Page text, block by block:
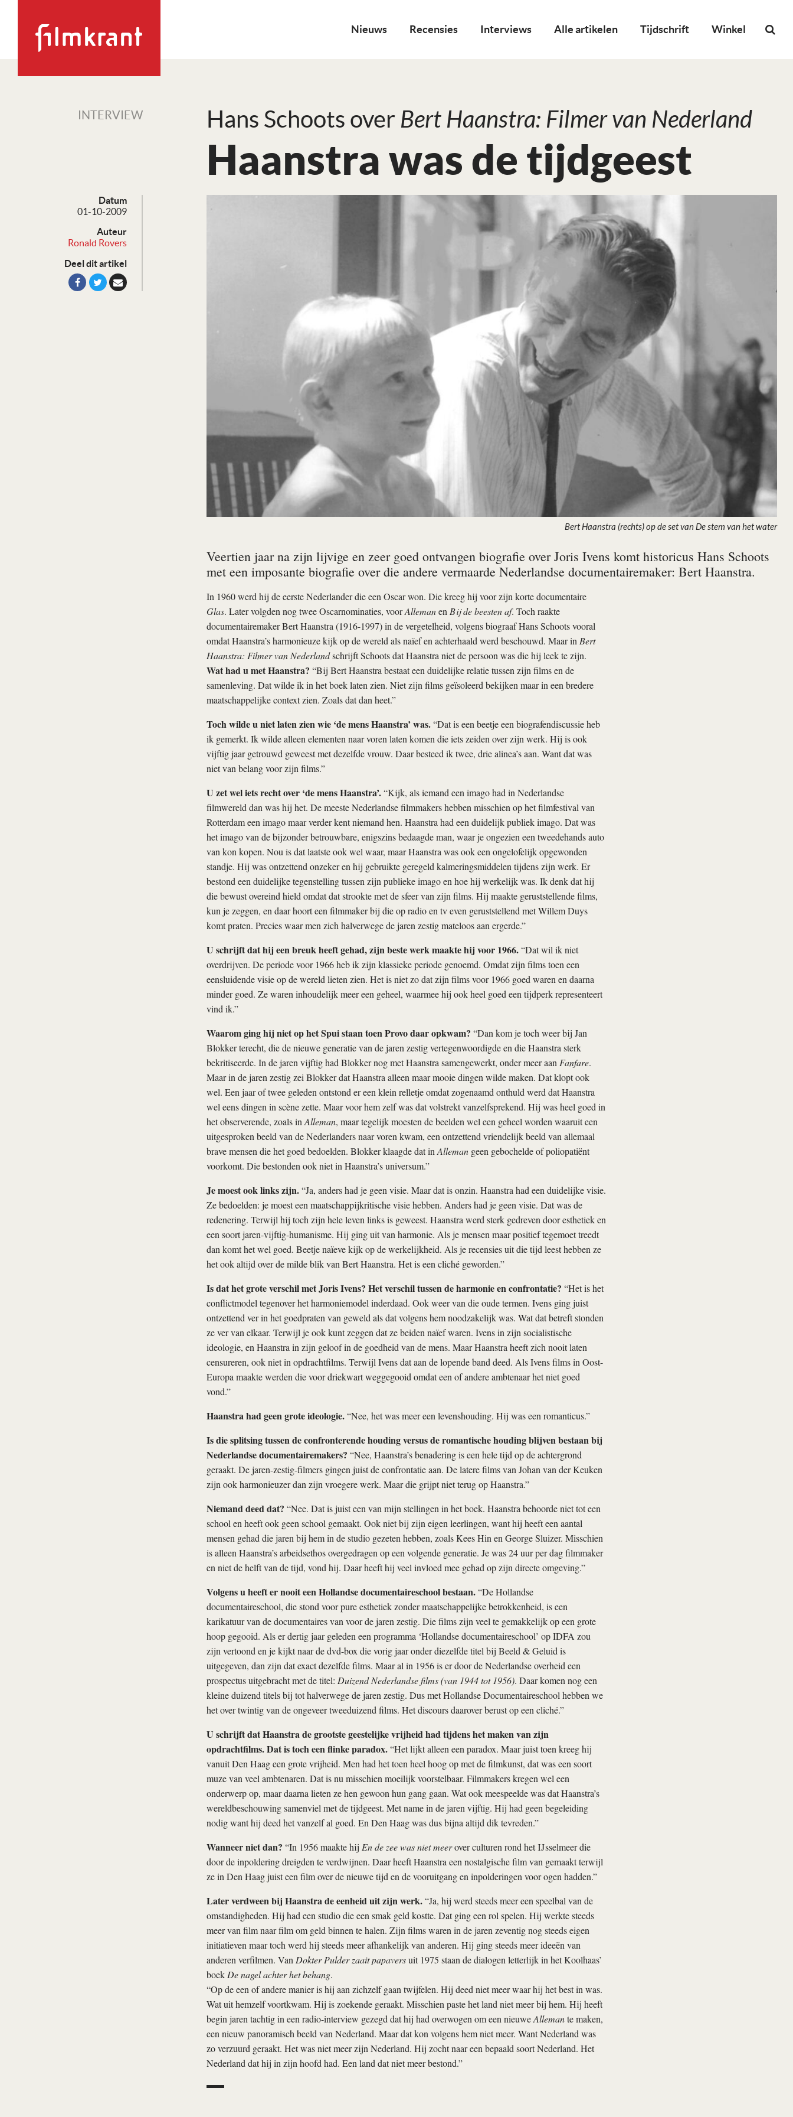
Nieuws Recensies Interviews Alle artikelen Tijdschrift Winkel
INTERVIEW Hans Schoots over Bert Haanstra: Filmer van Nederland
Haanstra was de tijdgeest
Datum
01-10-2009
Auteur
Ronald Rovers
Deel dit artikel
Bert Haanstra (rechts) op de set van De stem van het water
Veertien jaar na zijn lijvige en zeer goed ontvangen biografie over Joris Ivens komt historicus Hans Schoots
met een imposante biografie over die andere vermaarde Nederlandse documentairemaker: Bert Haanstra.
In 1960 werd hij de eerste Nederlander die een Oscar won. Die kreeg hij voor zijn korte documentaire
Glas. Later volgden nog twee Oscarnominaties, voorAllemanen Bij de beesten af. Toch raakte
documentairemaker Bert Haanstra (1916-1997) in de vergetelheid, volgens biograaf Hans Schoots vooral
omdat Haanstra’s harmonieuze kijk op de wereld als naïef en achterhaald werd beschouwd. Maar in Bert
Haanstra: Filmer van Nederlandschrijft Schoots dat Haanstra niet de persoon was die hij leek te zijn.
Wat had u met Haanstra? “Bij Bert Haanstra bestaat een duidelijke relatie tussen zijn films en de
samenleving. Dat wilde ik in het boek laten zien. Niet zijn films geïsoleerd bekijken maar in een bredere
maatschappelijke context zien. Zoals dat dan heet.”
Toch wilde u niet laten zien wie ‘de mens Haanstra’ was.“Dat is een beetje een biografendiscussie heb
ik gemerkt. Ik wilde alleen elementen naar voren laten komen die iets zeiden over zijn werk. Hij is ook
vijftig jaar getrouwd geweest met dezelfde vrouw. Daar besteed ik twee, drie alinea’s aan. Want dat was
niet van belang voor zijn films.”
U zet wel iets recht over ‘de mens Haanstra’.“Kijk, als iemand een imago had in Nederlandse
filmwereld dan was hij het. De meeste Nederlandse filmmakers hebben misschien op het filmfestival van
Rotterdam een imago maar verder kent niemand hen. Haanstra had een duidelijk publiek imago. Dat was
het imago van de bijzonder betrouwbare, enigszins bedaagde man, waar je ongezien een tweedehands auto
van kon kopen. Nou is dat laatste ook wel waar, maar Haanstra was ook een ongelofelijk opgewonden
standje. Hij was ontzettend onzeker en hij gebruikte geregeld kalmeringsmiddelen tijdens zijn werk. Er
bestond een duidelijke tegenstelling tussen zijn publieke imago en hoe hij werkelijk was. Ik denk dat hij
die bewust overeind hield omdat dat strookte met de sfeer van zijn films. Hij maakte geruststellende films,
kun je zeggen, en daar hoort een filmmaker bij die op radio en tv even geruststellend met Willem Duys
komt praten. Precies waar men zich halverwege de jaren zestig mateloos aan ergerde.”
U schrijft dat hij een breuk heeft gehad, zijn beste werk maakte hij voor 1966.“Dat wil ik niet
overdrijven. De periode voor 1966 heb ik zijn klassieke periode genoemd. Omdat zijn films toen een
eensluidende visie op de wereld lieten zien. Het is niet zo dat zijn films voor 1966 goed waren en daarna
minder goed. Ze waren inhoudelijk meer een geheel, waarmee hij ook heel goed een tijdperk representeert
vind ik.”
Waarom ging hij niet op het Spui staan toen Provo daar opkwam? “Dan kom je toch weer bij Jan
Blokker terecht, die de nieuwe generatie van de jaren zestig vertegenwoordigde en die Haanstra sterk
bekritiseerde. In de jaren vijftig had Blokker nog met Haanstra samengewerkt, onder meer aan Fanfare.
Maar in de jaren zestig zei Blokker dat Haanstra alleen maar mooie dingen wilde maken. Dat klopt ook
wel. Een jaar of twee geleden ontstond er een klein relletje omdat zogenaamd onthuld werd dat Haanstra
wel eens dingen in scène zette. Maar voor hem zelf was dat volstrekt vanzelfsprekend. Hij was heel goed in
het observerende, zoals in Alleman, maar tegelijk moesten de beelden wel een geheel worden waaruit een
uitgesproken beeld van de Nederlanders naar voren kwam, een ontzettend vriendelijk beeld van allemaal
brave mensen die het goed bedoelden. Blokker klaagde dat in Allemangeen gebochelde of poliopatiënt
voorkomt. Die bestonden ook niet in Haanstra’s universum.”
Je moest ook links zijn.“Ja, anders had je geen visie. Maar dat is onzin. Haanstra had een duidelijke visie.
Ze bedoelden: je moest een maatschappijkritische visie hebben. Anders had je geen visie. Dat was de
redenering. Terwijl hij toch zijn hele leven links is geweest. Haanstra werd sterk gedreven door esthetiek en
een soort jaren-vijftig-humanisme. Hij ging uit van harmonie. Als je mensen maar positief tegemoet treedt
dan komt het wel goed. Beetje naïeve kijk op de werkelijkheid. Als je recensies uit die tijd leest hebben ze
het ook altijd over de milde blik van Bert Haanstra. Het is een cliché geworden.”
Is dat het grote verschil met Joris Ivens? Het verschil tussen de harmonie en confrontatie? “Het is het
conflictmodel tegenover het harmoniemodel inderdaad. Ook weer van die oude termen. Ivens ging juist
ontzettend ver in het goedpraten van geweld als dat volgens hem noodzakelijk was. Wat dat betreft stonden
ze ver van elkaar. Terwijl je ook kunt zeggen dat ze beiden naïef waren. Ivens in zijn socialistische
ideologie, en Haanstra in zijn geloof in de goedheid van de mens. Maar Haanstra heeft zich nooit laten
censureren, ook niet in opdrachtfilms. Terwijl Ivens dat aan de lopende band deed. Als Ivens films in Oost-
Europa maakte werden die voor driekwart weggegooid omdat een of andere ambtenaar het niet goed
vond.”
Haanstra had geen grote ideologie.“Nee, het was meer een levenshouding. Hij was een romanticus.”
Is die splitsing tussen de confronterende houding versus de romantische houding blijven bestaan bij
Nederlandse documentairemakers? “Nee, Haanstra’s benadering is een hele tijd op de achtergrond
geraakt. De jaren-zestig-filmers gingen juist de confrontatie aan. De latere films van Johan van der Keuken
zijn ook harmonieuzer dan zijn vroegere werk. Maar die grijpt niet terug op Haanstra.”
Niemand deed dat? “Nee. Dat is juist een van mijn stellingen in het boek. Haanstra behoorde niet tot een
school en heeft ook geen school gemaakt. Ook niet bij zijn eigen leerlingen, want hij heeft een aantal
mensen gehad die jaren bij hem in de studio gezeten hebben, zoals Kees Hin en George Sluizer. Misschien
is alleen Haanstra’s arbeidsethos overgedragen op een volgende generatie. Je was 24 uur per dag filmmaker
en niet de helft van de tijd, vond hij. Daar heeft hij veel invloed mee gehad op zijn directe omgeving.”
Volgens u heeft er nooit een Hollandse documentaireschool bestaan.“De Hollandse
documentaireschool, die stond voor pure esthetiek zonder maatschappelijke betrokkenheid, is een
karikatuur van de documentaires van voor de jaren zestig. Die films zijn veel te gemakkelijk op een grote
hoop gegooid. Als er dertig jaar geleden een programma ‘Hollandse documentaireschool’ op IDFA zou
zijn vertoond en je kijkt naar de dvd-box die vorig jaar onder diezelfde titel bij Beeld & Geluid is
uitgegeven, dan zijn dat exact dezelfde films. Maar al in 1956 is er door de Nederlandse overheid een
prospectus uitgebracht met de titel: Duizend Nederlandse films (van 1944 tot 1956). Daar komen nog een
kleine duizend titels bij tot halverwege de jaren zestig. Dus met Hollandse Documentaireschool hebben we
het over twintig van de ongeveer tweeduizend films. Het discours daarover berust op een cliché.”
U schrijft dat Haanstra de grootste geestelijke vrijheid had tijdens het maken van zijn
opdrachtfilms. Dat is toch een flinke paradox.“Het lijkt alleen een paradox. Maar juist toen kreeg hij
vanuit Den Haag een grote vrijheid. Men had het toen heel hoog op met de filmkunst, dat was een soort
muze van veel ambtenaren. Dat is nu misschien moeilijk voorstelbaar. Filmmakers kregen wel een
onderwerp op, maar daarna lieten ze hen gewoon hun gang gaan. Wat ook meespeelde was dat Haanstra’s
wereldbeschouwing samenviel met de tijdgeest. Met name in de jaren vijftig. Hij had geen begeleiding
nodig want hij deed het vanzelf al goed. En Den Haag was dus bijna altijd dik tevreden.”
Wanneer niet dan? “In 1956 maakte hij En de zee was niet meerover culturen rond het IJsselmeer die
door de inpoldering dreigden te verdwijnen. Daar heeft Haanstra een nostalgische film van gemaakt terwijl
ze in Den Haag juist een film over de nieuwe tijd en de vooruitgang en inpolderingen voor ogen hadden.”
Later verdween bij Haanstra de eenheid uit zijn werk.“Ja, hij werd steeds meer een speelbal van de
omstandigheden. Hij had een studio die een smak geld kostte. Dat ging een rol spelen. Hij werkte steeds
meer van film naar film om geld binnen te halen. Zijn films waren in de jaren zeventig nog steeds eigen
initiatieven maar toch werd hij steeds meer afhankelijk van anderen. Hij ging steeds meer ideeën van
anderen verfilmen. Van Dokter Pulder zaait papaversuit 1975 staan de dialogen letterlijk in het Koolhaas’
boek De nagel achter het behang.
“Op de een of andere manier is hij aan zichzelf gaan twijfelen. Hij deed niet meer waar hij het best in was.
Wat uit hemzelf voortkwam. Hij is zoekende geraakt. Misschien paste het land niet meer bij hem. Hij heeft
begin jaren tachtig in een radio-interview gezegd dat hij had overwogen om een nieuweAllemante maken,
een nieuw panoramisch beeld van Nederland. Maar dat kon volgens hem niet meer. Want Nederland was
zo verzuurd geraakt. Het was niet meer zijn Nederland. Hij zocht naar een bepaald soort Nederland. Het
Nederland dat hij in zijn hoofd had. Een land dat niet meer bestond.”